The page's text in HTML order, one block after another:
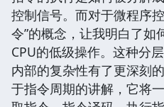
控制信号。而对于微程序
令”的概念，让我明白了如
CPU的低级操作。这种分
内部的复杂性有了更深刻
于指令周期的讲解，它将